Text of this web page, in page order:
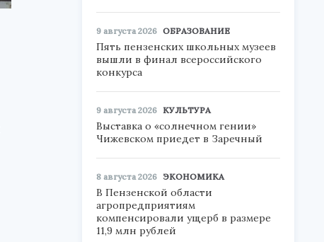
9 августа 2026 ОБРАЗОВАНИЕ
Пять пензенских школьных музеев
вышли в финал всероссийского
конкурса
9 августа 2026 КУЛЬТУРА
Выставка о «солнечном гении»
Чижевском приедет в Заречный
8 августа 2026 ЭКОНОМИКА
В Пензенской области
агропредприятиям
компенсировали ущерб в размере
11,9 млн рублей